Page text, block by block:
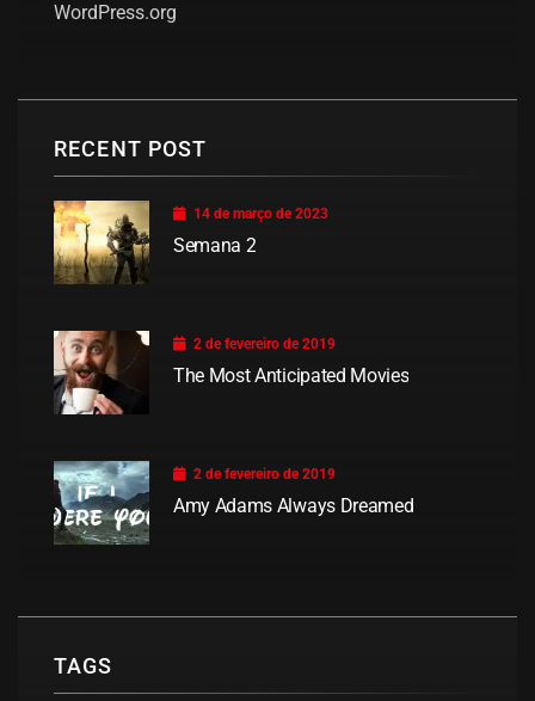
WordPress.org
RECENT POST
14 de março de 2023
Semana 2
2 de fevereiro de 2019
The Most Anticipated Movies
2 de fevereiro de 2019
Amy Adams Always Dreamed
TAGS